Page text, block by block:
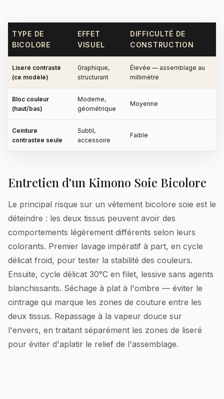
TYPE DE
BICOLORE
EFFET
VISUEL
DIFFICULTÉ DE
CONSTRUCTION
Liseré contrasté
(ce modèle)
Graphique,
structurant
Élevée — assemblage au
millimètre
Bloc couleur
(haut/bas)
Moderne,
géométrique
Moyenne
Ceinture
contrastée seule
Subtil,
accessoire
Faible
Entretien d'un Kimono Soie Bicolore
Le principal risque sur un vêtement bicolore soie est le
déteindre : les deux tissus peuvent avoir des
comportements légèrement différents selon leurs
colorants. Premier lavage impératif à part, en cycle
délicat froid, pour tester la stabilité des couleurs.
Ensuite, cycle délicat 30°C en filet, lessive sans agents
blanchissants. Séchage à plat à l'ombre — éviter le
cintrage qui marque les zones de couture entre les
deux tissus. Repassage à la vapeur douce sur
l'envers, en traitant séparément les zones de liseré
pour éviter d'aplatir le relief de l'assemblage.